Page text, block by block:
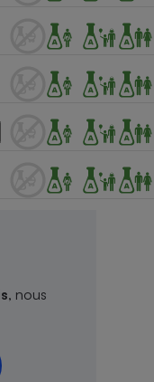
, nous